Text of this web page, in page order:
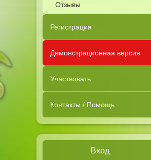
Отзывы
Регистрация
Демонстрационная версия
Участвовать
Контакты / Помощь
Вход